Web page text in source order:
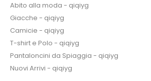
Abito alla moda - qiqiyg
Giacche - qiqiyg
Camicie - qiqiyg
T-shirt e Polo - qiqiyg
Pantaloncini da Spiaggia - qiqiyg
Nuovi Arrivi - qiqiyg